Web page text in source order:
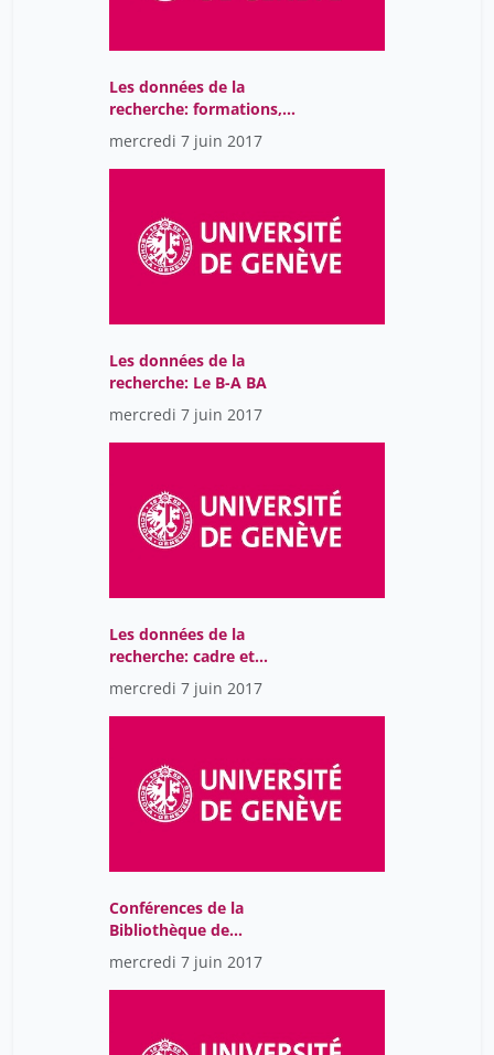
Les données de la
recherche: formations,
expériences, tendances à
l'ETH Zurich
mercredi 7 juin 2017
Les données de la
recherche: Le B-A BA
mercredi 7 juin 2017
Les données de la
recherche: cadre et
contexte
mercredi 7 juin 2017
Conférences de la
Bibliothèque de
l’Université de Genève
2018
mercredi 7 juin 2017